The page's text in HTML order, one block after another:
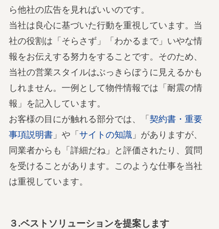
ら他社の広告を見ればいいのです。
当社は良心に基づいた行動を重視しています。当
社の役割は「そらさず」「わかるまで」いやな情
報をお伝えする努力をすることです。そのため、
当社の営業スタイルはぶっきらぼうに見えるかも
しれません。一例として物件情報では「耐震の情
報」を記入しています。
お客様の目にが触れる部分では、「 契約書・重要
事項説明書」や「 サイトの知識」がありますが、
同業者からも「詳細だね」と評価されたり、質問
を受けることがあります。このような仕事を当社
は重視しています。
３.ベストソリューションを提案します